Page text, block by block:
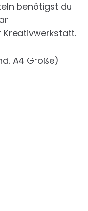
benötigst du
Kreativwerkstatt.
A4 Größe)